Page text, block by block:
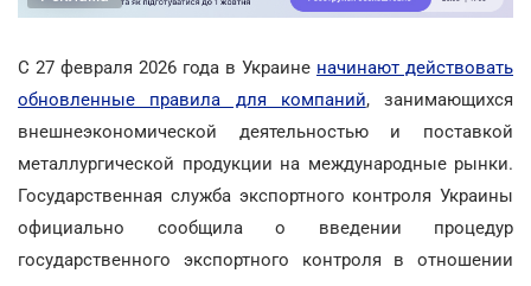
С 27 февраля 2026 года в Украине начинают действовать
обновленные правила для компаний, занимающихся
внешнеэкономической деятельностью и поставкой
металлургической продукции на международные рынки.
Государственная служба экспортного контроля Украины
официально сообщила о введении процедур
государственного экспортного контроля в отношении